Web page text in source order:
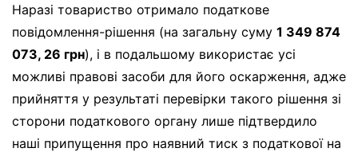
Наразі товариство отримало податкове
повідомлення-рішення (на загальну суму 1 349 874
073, 26 грн), і в подальшому використає усі
можливі правові засоби для його оскарження, адже
прийняття у результаті перевірки такого рішення зі
сторони податкового органу лише підтвердило
наші припущення про наявний тиск з податкової на